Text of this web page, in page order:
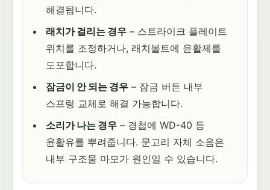
해결됩니다.
래치가 걸리는 경우 – 스트라이크 플레이트
위치를 조정하거나, 래치볼트에 윤활제를
도포합니다.
잠금이 안 되는 경우 – 잠금 버튼 내부
스프링 교체로 해결 가능합니다.
소리가 나는 경우 – 경첩에 WD-40 등
윤활유를 뿌려줍니다. 문고리 자체 소음은
내부 구조물 마모가 원인일 수 있습니다.